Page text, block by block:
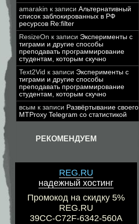
amarakin к записи Альтернативный
список заблокированных в РФ
ресурсов Re:filter
ResizeOn к записи Эксперименты с
тиграми и другие способы
преподавать программирование
студентам, которым скучно
Text2Vid к записи Эксперименты с
тиграми и другие способы
преподавать программирование
студентам, которым скучно
всым к записи Развёртывание своего
MTProxy Telegram со статистикой
РЕКОМЕНДУЕМ
REG.RU
надежный хостинг
Промокод на скидку 5%
REG.RU
39CC-C72F-6342-560A